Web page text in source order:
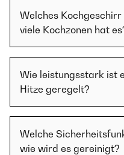
Welches
viele Kochzonen hat
Wie leistungsstark ist
Hitze geregelt?
Welche
wie wird es gereinigt?